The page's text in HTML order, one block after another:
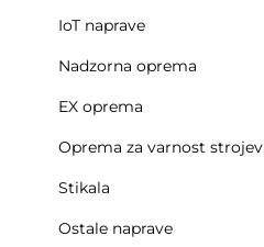
IoT naprave
Nadzorna oprema
EX oprema
Oprema za varnost strojev
Stikala
Ostale naprave